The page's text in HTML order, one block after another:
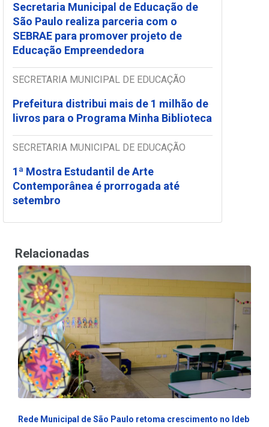
Secretaria Municipal de Educação de
São Paulo realiza parceria com o
SEBRAE para promover projeto de
Educação Empreendedora
SECRETARIA MUNICIPAL DE EDUCAÇÃO
Prefeitura distribui mais de 1 milhão de
livros para o Programa Minha Biblioteca
SECRETARIA MUNICIPAL DE EDUCAÇÃO
1ª Mostra Estudantil de Arte
Contemporânea é prorrogada até
setembro
Relacionadas
Rede Municipal de São Paulo retoma crescimento no Ideb